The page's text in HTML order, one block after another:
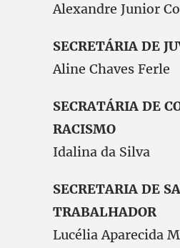
Alexandre Junior
SECRETÁRIA DE
Aline Chaves Ferle
SECRATÁRIA DE
RACISMO
Idalina da Silva
SECRETARIA DE
TRABALHADOR
Lucélia Aparecida